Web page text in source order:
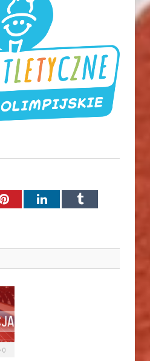
PinterestLinkedInTumblr
0